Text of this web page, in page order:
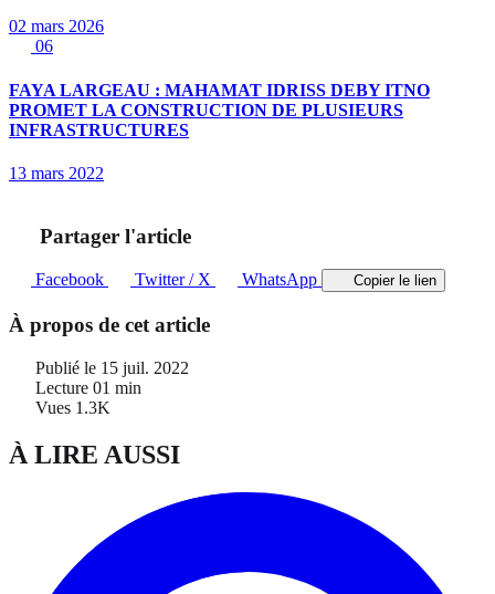
02 mars 2026
06
FAYA LARGEAU : MAHAMAT IDRISS DEBY ITNO
PROMET LA CONSTRUCTION DE PLUSIEURS
INFRASTRUCTURES
13 mars 2022
Partager l'article
Facebook Twitter / X WhatsApp Copier le lien
À propos de cet article
Publié le 15 juil. 2022
Lecture 01 min
Vues 1.3K
À LIRE AUSSI